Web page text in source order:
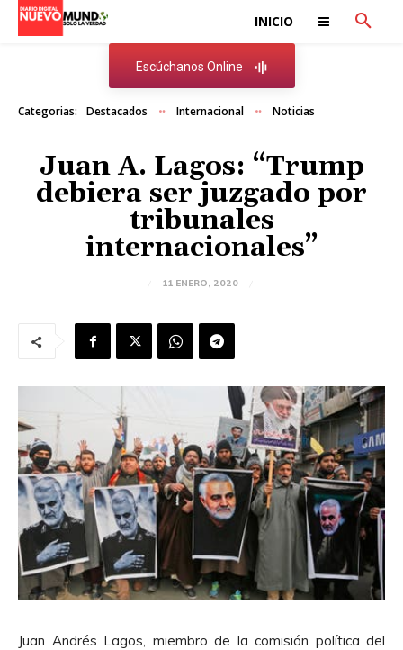
INICIO
Escúchanos Online
Categorias: Destacados Internacional Noticias
Juan A. Lagos: “Trump
debiera ser juzgado por
tribunales
internacionales”
11 ENERO, 2020
Juan Andrés Lagos, miembro de la comisión política del